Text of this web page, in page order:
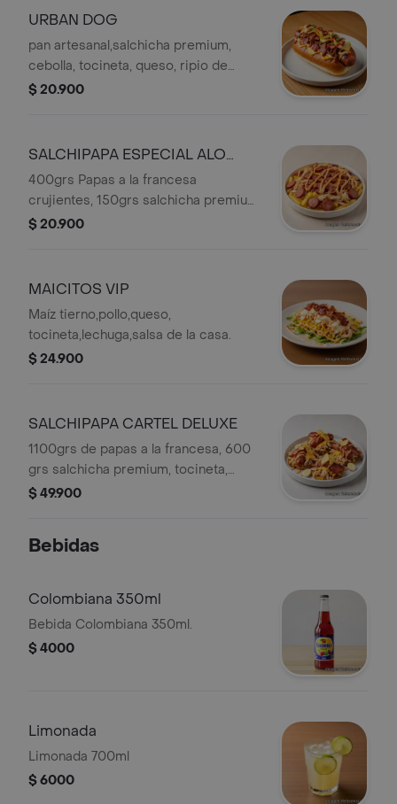
URBAN DOG
pan artesanal,salchicha premium,
cebolla, tocineta, queso, ripio de
papa,salsa de la casa.
$ 20.900
SALCHIPAPA ESPECIAL ALO
TURA
400grs Papas a la francesa
crujientes, 150grs salchicha premium,
tocineta, pollo desmechado, queso y
$ 20.900
MAICITOS VIP
Maíz tierno,pollo,queso,
tocineta,lechuga,salsa de la casa.
$ 24.900
SALCHIPAPA CARTEL DELUXE
1100grs de papas a la francesa, 600
grs salchicha premium, tocineta,
pollo, queso, salsa de la casa y huevos
$ 49.900
Bebidas
Colombiana 350ml
Bebida Colombiana 350ml.
$ 4000
Limonada
Limonada 700ml
$ 6000